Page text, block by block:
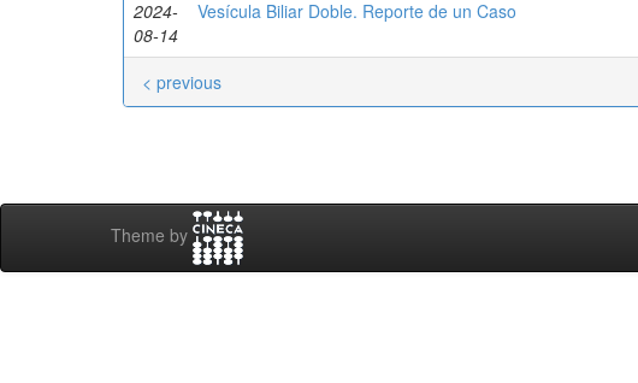
2024-
08-14
Vesícula Biliar Doble. Reporte de un Caso
< previous
Theme by